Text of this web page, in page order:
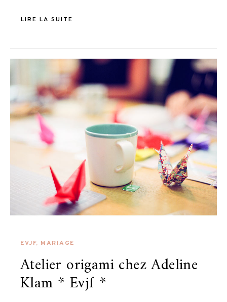
LIRE LA SUITE
EVJF, MARIAGE
Atelier origami chez Adeline
Klam * Evjf *